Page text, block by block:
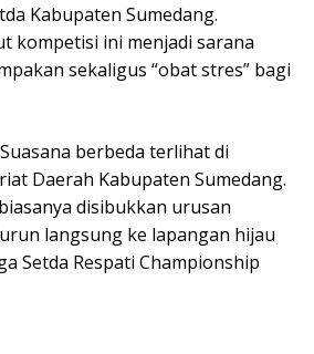
Kabupaten Sumedang.
kompetisi ini menjadi sarana
sekaligus “obat stres” bagi
Suasana berbeda terlihat di
Daerah Kabupaten Sumedang.
disibukkan urusan
langsung ke lapangan hijau
Setda Respati Championship